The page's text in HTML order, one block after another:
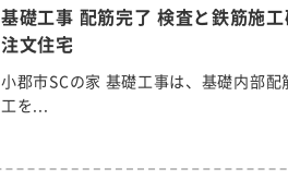
基礎工事 配筋完了 検査と鉄筋施
注文住宅
小郡市SCの家 基礎工事は、基礎内部
工を...